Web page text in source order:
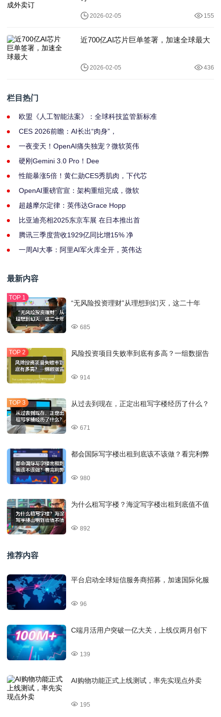
2026-02-05 155
近700亿AI芯片巨单签署，加速全球最大
2026-02-05 436
栏目热门
欧盟《人工智能法案》：全球科技监管新标准
CES 2026前瞻：AI长出“肉身”，
一夜变天！OpenAI痛失独宠？微软英伟
硬刚Gemini 3.0 Pro！Dee
性能暴涨5倍！黄仁勋CES秀肌肉，下代芯
OpenAI重磅官宣：架构重组完成，微软
超越摩尔定律：英伟达Grace Hopp
比亚迪亮相2025东京车展 在日本推出首
腾讯三季度营收1929亿同比增15% 净
一周AI大事：阿里AI军火库全开，英伟达
最新内容
“无风险投资理财”从理想到幻灭，这二十年
685
风险投资项目失败率到底有多高？一组数据告
914
从过去到现在，正定出租写字楼经历了什么？
671
都会国际写字楼出租到底该不该做？看完利弊
980
为什么租写字楼？海淀写字楼出租到底值不值
892
推荐内容
平台启动全球短信服务商招募，加速国际化服
96
C端月活用户突破一亿大关，上线仅两月创下
139
AI购物功能正式上线测试，率先实现点外卖
195